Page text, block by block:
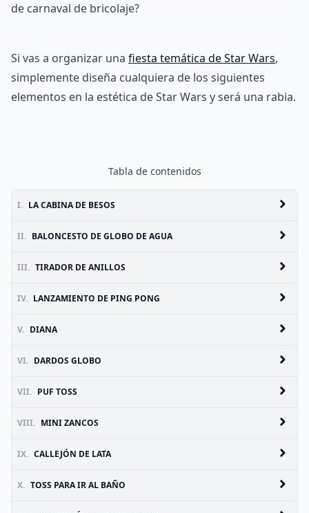
de carnaval de bricolaje?
Si vas a organizar una fiesta temática de Star Wars,
simplemente diseña cualquiera de los siguientes
elementos en la estética de Star Wars y será una rabia.
Tabla de contenidos
I. LA CABINA DE BESOS
II. BALONCESTO DE GLOBO DE AGUA
III. TIRADOR DE ANILLOS
IV. LANZAMIENTO DE PING PONG
V. DIANA
VI. DARDOS GLOBO
VII. PUF TOSS
VIII. MINI ZANCOS
IX. CALLEJÓN DE LATA
X. TOSS PARA IR AL BAÑO